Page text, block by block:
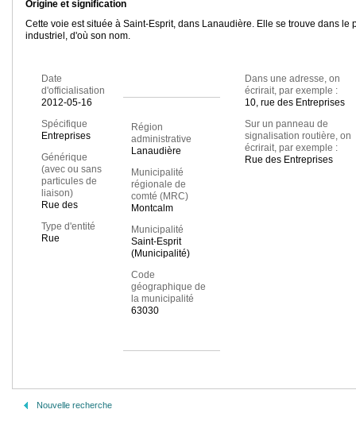
Origine et signification
Cette voie est située à Saint-Esprit, dans Lanaudière. Elle se trouve dans le
industriel, d'où son nom.
Date
d'officialisation
2012-05-16
Spécifique
Entreprises
Générique
(avec ou sans
particules de
liaison)
Rue des
Type d'entité
Rue
Région
administrative
Lanaudière
Municipalité
régionale de
comté (MRC)
Montcalm
Municipalité
Saint-Esprit
(Municipalité)
Code
géographique de
la municipalité
63030
Dans une adresse, on
écrirait, par exemple :
10, rue des Entreprises
Sur un panneau de
signalisation routière, on
écrirait, par exemple :
Rue des Entreprises
Nouvelle recherche